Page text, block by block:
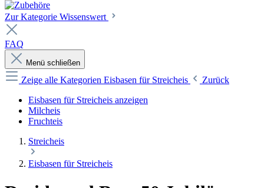
Zur Kategorie Wissenswert
FAQ
Menü schließen
Zeige alle Kategorien Eisbasen für Streicheis
Zurück
Eisbasen für Streicheis anzeigen
Milcheis
Fruchteis
Streicheis
Eisbasen für Streicheis